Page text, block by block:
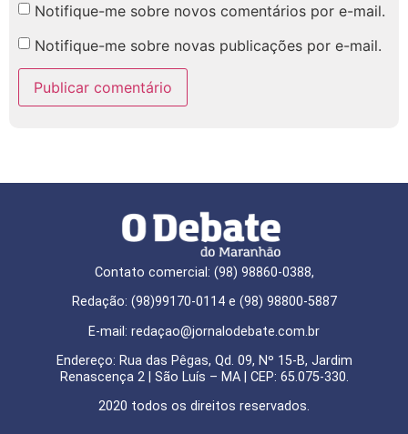
Notifique-me sobre novos comentários por e-mail.
Notifique-me sobre novas publicações por e-mail.
Contato comercial: (98) 98860-0388,
Redação: (98)99170-0114 e (98) 98800-5887
E-mail: redaçao@jornalodebate.com.br
Endereço: Rua das Pêgas, Qd. 09, Nº 15-B, Jardim
Renascença 2 | São Luís – MA | CEP: 65.075-330.
2020 todos os direitos reservados.